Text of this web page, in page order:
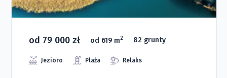
od 79 000 zł od 619 m2 82 grunty
Jezioro Plaża Relaks